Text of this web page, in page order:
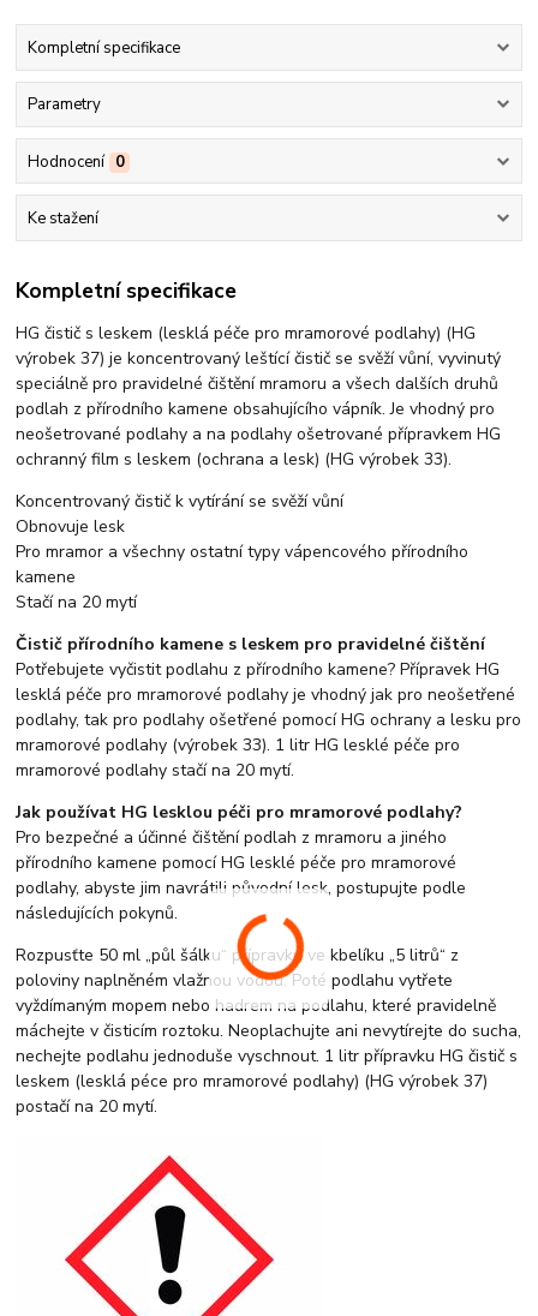
Kompletní specifikace
Parametry
Hodnocení 0
Ke stažení
Kompletní specifikace
HG čistič s leskem (lesklá péče pro mramorové podlahy) (HG
výrobek 37) je koncentrovaný leštící čistič se svěží vůní, vyvinutý
speciálně pro pravidelné čištění mramoru a všech dalších druhů
podlah z přírodního kamene obsahujícího vápník. Je vhodný pro
neošetrované podlahy a na podlahy ošetrované přípravkem HG
ochranný film s leskem (ochrana a lesk) (HG výrobek 33).
Koncentrovaný čistič k vytírání se svěží vůní
Obnovuje lesk
Pro mramor a všechny ostatní typy vápencového přírodního
kamene
Stačí na 20 mytí
Čistič přírodního kamene s leskem pro pravidelné čištění
Potřebujete vyčistit podlahu z přírodního kamene? Přípravek HG
lesklá péče pro mramorové podlahy je vhodný jak pro neošetřené
podlahy, tak pro podlahy ošetřené pomocí HG ochrany a lesku pro
mramorové podlahy (výrobek 33). 1 litr HG lesklé péče pro
mramorové podlahy stačí na 20 mytí.
Jak používat HG lesklou péči pro mramorové podlahy?
Pro bezpečné a účinné čištění podlah z mramoru a jiného
přírodního kamene pomocí HG lesklé péče pro mramorové
podlahy, abyste jim navrátili původní lesk, postupujte podle
následujících pokynů.
Rozpusťte 50 ml „půl šálku“ přípravku ve kbelíku „5 litrů“ z
poloviny naplněném vlažnou vodou. Poté podlahu vytřete
vyždímaným mopem nebo hadrem na podlahu, které pravidelně
máchejte v čisticím roztoku. Neoplachujte ani nevytírejte do sucha,
nechejte podlahu jednoduše vyschnout. 1 litr přípravku HG čistič s
leskem (lesklá péce pro mramorové podlahy) (HG výrobek 37)
postačí na 20 mytí.